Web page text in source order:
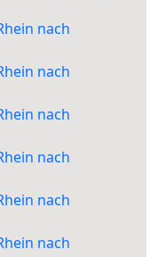
nach
nach
nach
nach
nach
nach